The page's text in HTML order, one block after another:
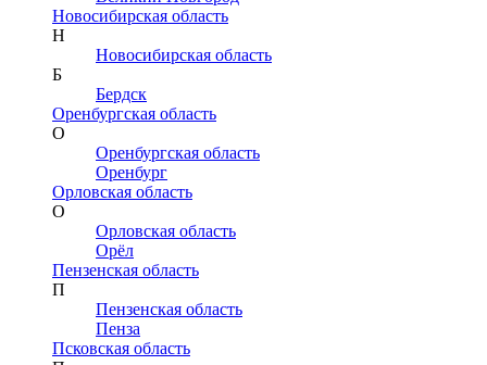
Новосибирская область
Н
Новосибирская область
Б
Бердск
Оренбургская область
О
Оренбургская область
Оренбург
Орловская область
О
Орловская область
Орёл
Пензенская область
П
Пензенская область
Пенза
Псковская область